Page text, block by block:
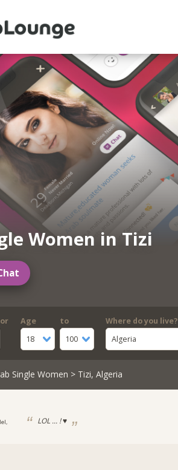
Women in Tizi
Age
18
to
100
Where do you live?
Algeria
Single Women > Tizi, Algeria
LOL ... ! ♥